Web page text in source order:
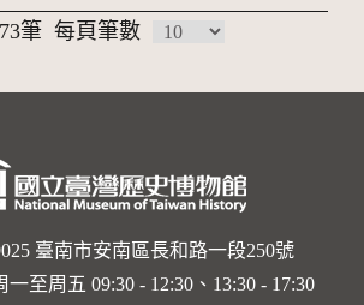
筆 每頁筆數
臺南市安南區長和路一段250號
至周五 09:30 - 12:30、13:30 - 17:30